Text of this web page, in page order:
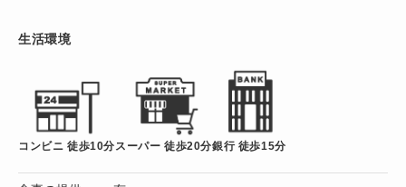
生活環境
コンビニ 徒歩10分 スーパー 徒歩20分銀行 徒歩15分